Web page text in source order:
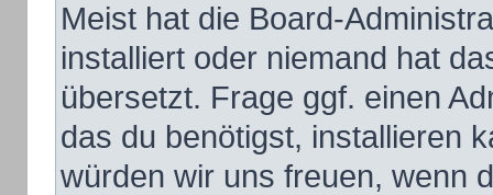
Meist hat die Board-
installiert oder niemand hat
übersetzt. Frage ggf. einen
das du benötigst, installieren
würden wir uns freuen, wenn